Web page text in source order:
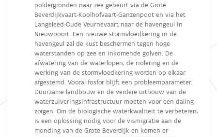
poldergronden naar zee gebeurt via de Grote
Beverdijkvaart-Koolhofvaart-Ganzenpoot en via het
Langeleed-Oude Veurnevaart naar de havengeul in
Nieuwpoort. Een nieuwe stormvloedkering in de
havengeul zal de kust beschermen tegen hoge
waterstanden op zee en inkomende golven. De
afwatering van de waterlopen, de riolering en de
werking van de stormvloedkering worden op elkaar
afgestemd. Vooral fosfor blijft een probleemparameter.
Duurzame landbouw en de verdere uitbouw van de
waterzuiveringsinfrastructuur moeten voor een daling
zorgen. Om de biologische waterkwaliteit te verbeteren,
is een oplossing nodig voor de vismigratie aan de
monding van de Grote Beverdijk en komen er